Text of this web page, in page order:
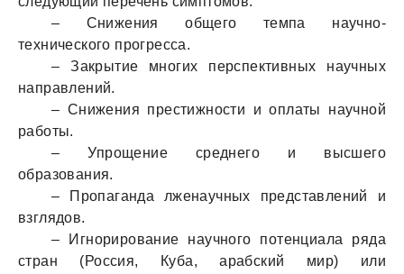
– Снижения общего темпа научно-
технического прогресса.
– Закрытие многих перспективных научных
направлений.
– Снижения престижности и оплаты научной
работы.
– Упрощение среднего и высшего
образования.
– Пропаганда лженаучных представлений и
взглядов.
– Игнорирование научного потенциала ряда
стран (Россия, Куба, арабский мир) или